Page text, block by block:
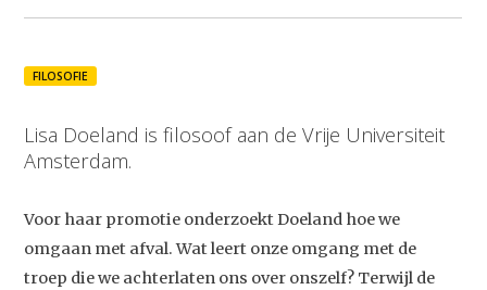
FILOSOFIE
Lisa Doeland is filosoof aan de Vrije Universiteit
Amsterdam.
Voor haar promotie onderzoekt Doeland hoe we
omgaan met afval. Wat leert onze omgang met de
troep die we achterlaten ons over onszelf? Terwijl de